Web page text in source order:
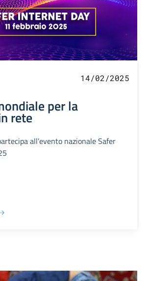
14/02/2025
per la
rete
all’evento nazionale Safer